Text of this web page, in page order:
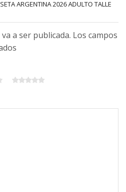
ARGENTINA 2026 ADULTO TALLE
a ser publicada. Los campos